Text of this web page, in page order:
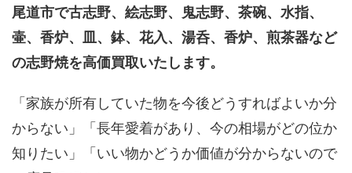
尾道市で古志野、絵志野、鬼志野、茶碗、水指、
壷、香炉、皿、鉢、花入、湯呑、香炉、煎茶器など
の志野焼を高価買取いたします。
「家族が所有していた物を今後どうすればよいか分
からない」「長年愛着があり、今の相場がどの位か
知りたい」「いい物かどうか価値が分からないので